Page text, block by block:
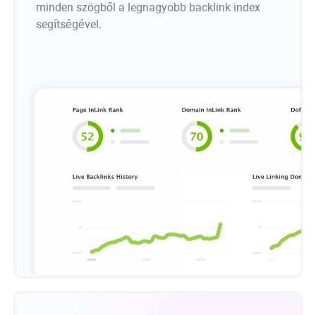
minden szögből a legnagyobb backlink index
segítségével.